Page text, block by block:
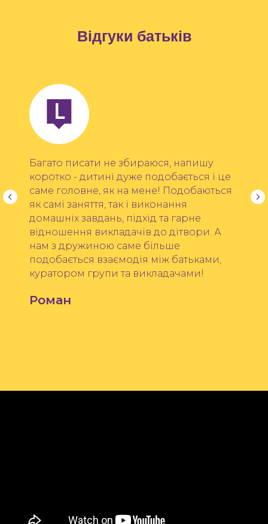
Відгуки батьків
Багато писати не збираюся, напишу
коротко - дитині дуже подобається і це
саме головне, як на мене! Подобаються
як самі заняття, так і виконання
домашніх завдань, підхід та гарне
відношення викладачів до дітвори. А
нам з дружиною саме більше
подобається взаємодія між батьками,
куратором групи та викладачами!
Роман